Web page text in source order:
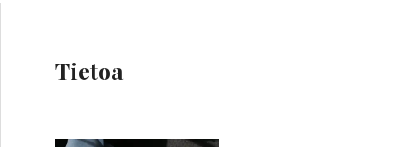
Tietoa